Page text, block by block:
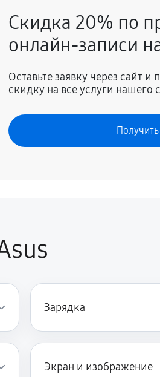
720 руб
Скидка 20% по
онлайн-записи
Оставьте заявку через сайт
скидку на все услуги нашего
Зарядка
Экран и изображение